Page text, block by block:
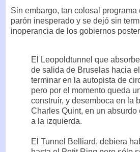
Sin embargo, tan colosal
parón inesperado y se dejó sin
inoperancia de los gobiernos
El Leopoldtunnel que
de salida de Bruselas hacia
terminar en la autopista de
pero por el momento queda
construir, y desemboca en la
Charles Quint, en un absurdo
a la izquierda.
El Tunnel Belliard, debiera